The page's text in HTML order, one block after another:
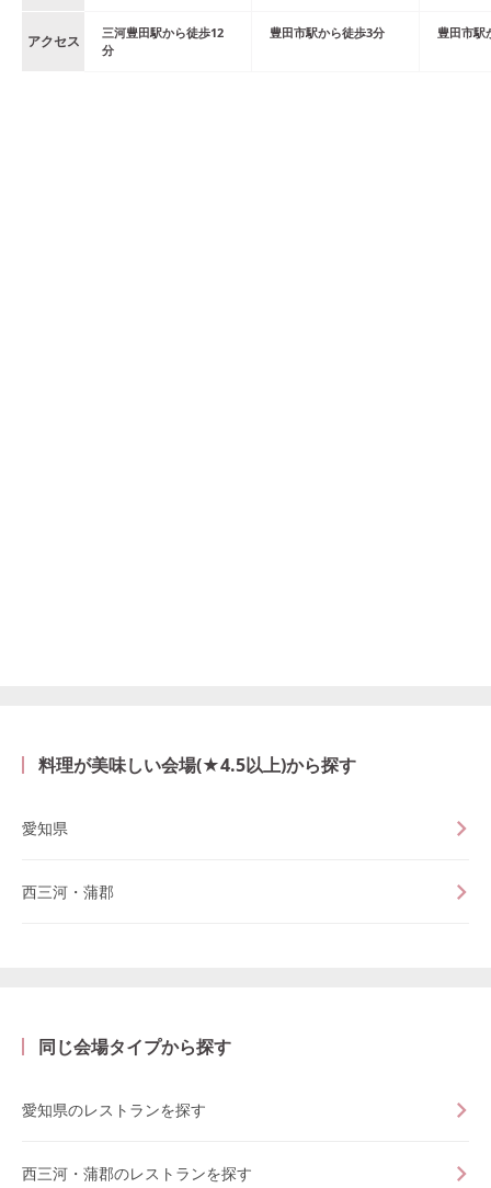
アクセス 三河豊田駅から徒歩12
分
豊田市駅から徒歩3分 豊田市駅
料理が美味しい会場(★4.5以上)から探す
愛知県
西三河・蒲郡
同じ会場タイプから探す
愛知県のレストランを探す
西三河・蒲郡のレストランを探す